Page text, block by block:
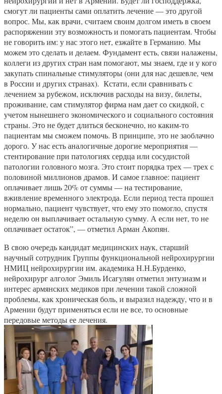
смогут ли пациенты сами оплатить лечение — это другой
вопрос. Мы, как врачи, считаем своим долгом иметь в своем
распоряжении эту возможность и помогать пациентам. Чтобы
не говорить им: у нас этого нет, езжайте в Германию. Мы
можем это сделать и делаем. Фундамент есть, связи налажены,
коллеги из других стран нам помогают, мы знаем, где и у кого
закупать спинальные стимуляторы (они для нас дешевле, чем
в России и других странах). Кстати, если сравнивать с
лечением за рубежом, исключив расходы на визу, билеты,
проживание, сам стимулятор фирма нам дает со скидкой, с
учетом нынешнего экономического и социального состояния
страны. Это не будет длиться бесконечно, но каким-то
пациентам мы сможем помочь. В принципе, это не заоблачно
дорого. У нас есть аналогичные дорогие мероприятия —
стентирование при патологиях сердца или сосудистой
патологии головного мозга. Это стоит порядка трех — трех с
половиной миллионов драмов. И самое главное: пациент
оплачивает лишь 20% от суммы — на тестирование,
вживление временного электрода. Если период теста прошел
нормально, пациент чувствует, что ему это помогло, спустя
неделю он выплачивает остальную сумму. А если нет, то не
оплачивает остаток”, — отметил Арман Акопян.
В свою очередь кандидат медицинских наук, старший
научный сотрудник Группы функциональной нейрохирургии
НМИЦ нейрохирургии им. академика Н.Н.Бурденко,
нейрохирург алголог Эмиль Исагулян отметил энтузиазм и
интерес армянских медиков при лечении такой сложной
проблемы, как хроническая боль, и выразил надежду, что и в
Армении будут применяться если не все, то основные
передовые методы ее лечения.